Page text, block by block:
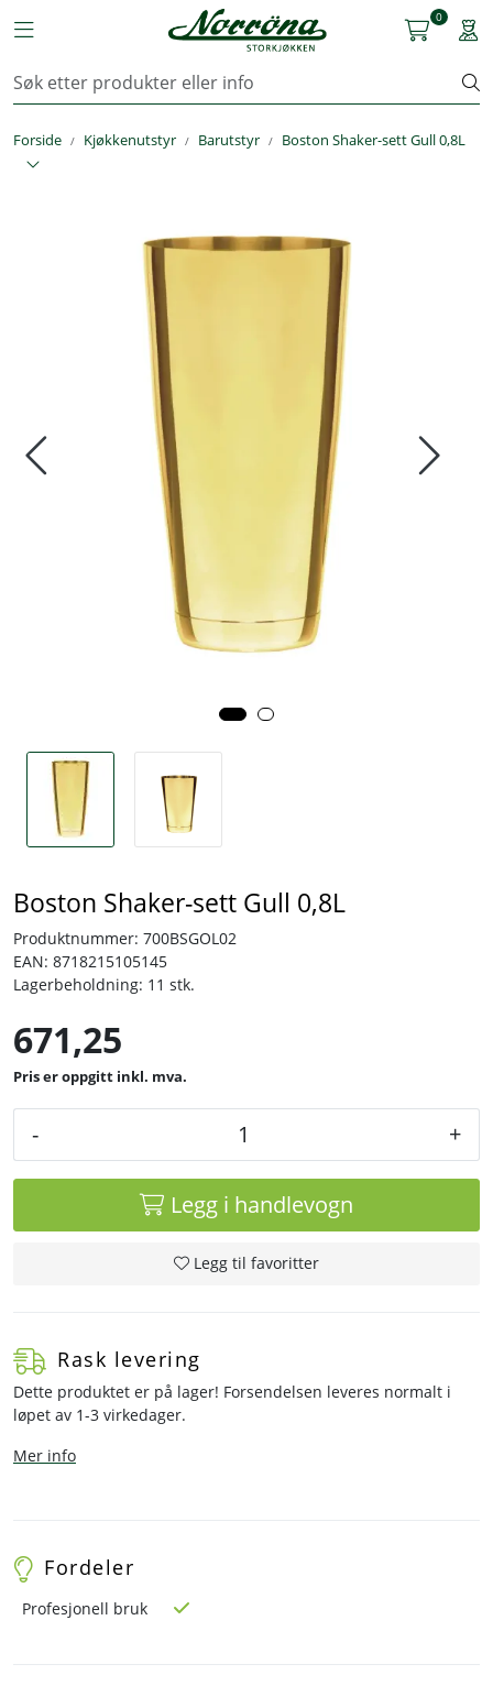
Toggle navigation
0
Forside Kjøkkenutstyr Barutstyr Boston Shaker-sett Gull 0,8L
Boston Shaker-sett Gull 0,8L
Produktnummer: 700BSGOL02
EAN: 8718215105145
Lagerbeholdning: 11 stk.
671,25
inkl. mva.
- +
Legg i handlevogn
Legg til favoritter
Rask levering
Dette produktet er på lager! Forsendelsen leveres normalt i
løpet av 1-3 virkedager.
Mer info
Fordeler
Profesjonell bruk
Kjøkkenutstyr
Storkjøkken
OUTLET